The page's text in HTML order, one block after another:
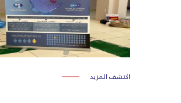
اكتشف المزيد